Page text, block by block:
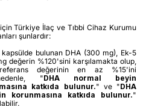
Türkiye İlaç ve Tıbbi Cihaz Kurumu
şunlardır:
bulunan DHA (300 mg), Ek-5
değerin %120'sini karşılamakta olup,
değerinin en az %15'ini
"DHA normal beyin
katkıda bulunur." ve "DHA
korunmasına katkıda bulunur."